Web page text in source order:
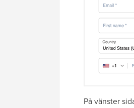
På vänster